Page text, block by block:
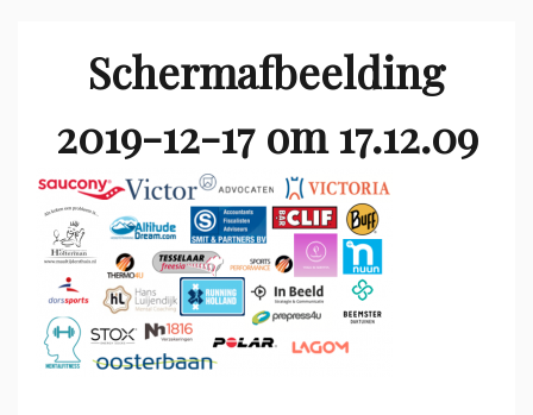
Schermafbeelding
2019-12-17 om 17.12.09